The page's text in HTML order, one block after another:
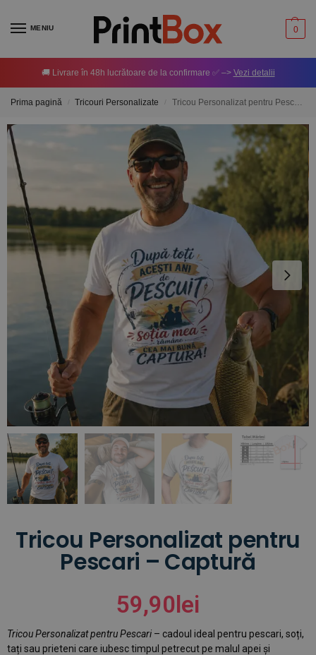
MENIU 0
🚚 Livrare în 48h lucrătoare de la confirmare ✅ –> Vezi detalii
Prima pagină Tricouri Personalizate Tricou Personalizat pentru Pescari – Captură
Tricou Personalizat pentru
Pescari – Captură
59,90lei
Tricou Personalizat pentru Pescari – cadoul ideal pentru pescari, soți,
tați sau prieteni care iubesc timpul petrecut pe malul apei și